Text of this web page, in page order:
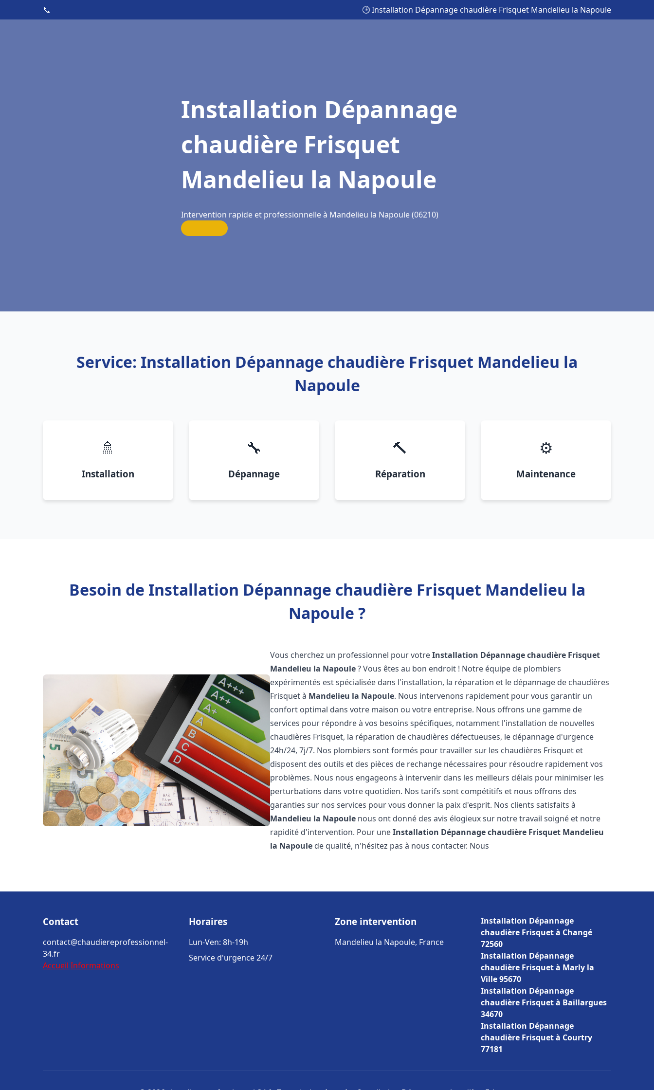
📞 🕒 Installation Dépannage chaudière Frisquet Mandelieu la Napoule
Installation Dépannage
chaudière Frisquet
Mandelieu la Napoule
Intervention rapide et professionnelle à Mandelieu la Napoule (06210)
Service: Installation Dépannage chaudière Frisquet Mandelieu la
Napoule
🚿
Installation
🔧
Dépannage
🔨
Réparation
⚙️
Maintenance
Besoin de Installation Dépannage chaudière Frisquet Mandelieu la
Napoule ?
Vous cherchez un professionnel pour votreInstallation Dépannage chaudière Frisquet
Mandelieu la Napoule? Vous êtes au bon endroit ! Notre équipe de plombiers
expérimentés est spécialisée dans l'installation, la réparation et le dépannage de chaudières
Frisquet à Mandelieu la Napoule. Nous intervenons rapidement pour vous garantir un
confort optimal dans votre maison ou votre entreprise. Nous offrons une gamme de
services pour répondre à vos besoins spécifiques, notamment l'installation de nouvelles
chaudières Frisquet, la réparation de chaudières défectueuses, le dépannage d'urgence
24h/24, 7j/7. Nos plombiers sont formés pour travailler sur les chaudières Frisquet et
disposent des outils et des pièces de rechange nécessaires pour résoudre rapidement vos
problèmes. Nous nous engageons à intervenir dans les meilleurs délais pour minimiser les
perturbations dans votre quotidien. Nos tarifs sont compétitifs et nous offrons des
garanties sur nos services pour vous donner la paix d'esprit. Nos clients satisfaits à
Mandelieu la Napoule nous ont donné des avis élogieux sur notre travail soigné et notre
rapidité d'intervention. Pour uneInstallation Dépannage chaudière Frisquet Mandelieu
la Napoule de qualité, n'hésitez pas à nous contacter. Nous
Contact
contact@chaudiereprofessionnel-
34.fr
Accueil Informations
Horaires
Lun-Ven: 8h-19h
Service d'urgence 24/7
Zone intervention
Mandelieu la Napoule, France
Installation Dépannage
chaudière Frisquet à Changé
72560
Installation Dépannage
chaudière Frisquet à Marly la
Ville 95670
Installation Dépannage
chaudière Frisquet à Baillargues
34670
Installation Dépannage
chaudière Frisquet à Courtry
77181